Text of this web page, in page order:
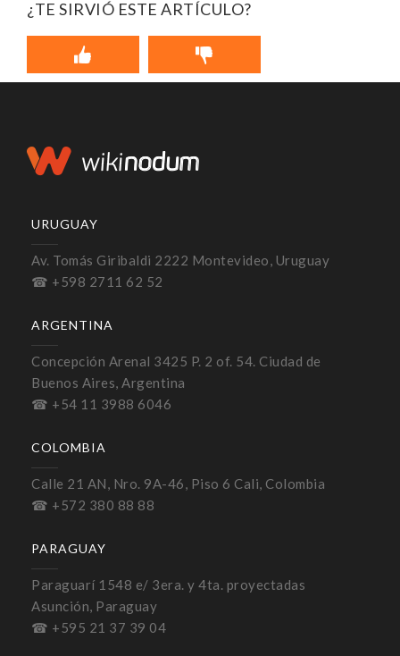
¿TE SIRVIÓ ESTE ARTÍCULO?
URUGUAY
Av. Tomás Giribaldi 2222 Montevideo, Uruguay
☎ +598 2711 62 52
ARGENTINA
Concepción Arenal 3425 P. 2 of. 54. Ciudad de
Buenos Aires, Argentina
☎ +54 11 3988 6046
COLOMBIA
Calle 21 AN, Nro. 9A-46, Piso 6 Cali, Colombia
☎ +572 380 88 88
PARAGUAY
Paraguarí 1548 e/ 3era. y 4ta. proyectadas
Asunción, Paraguay
☎ +595 21 37 39 04